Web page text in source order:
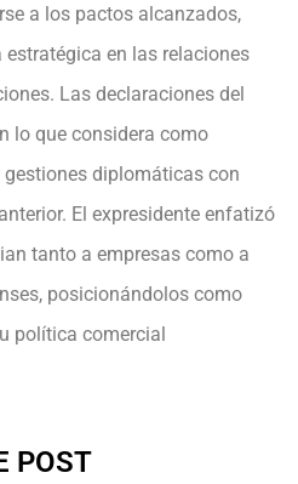
a los pactos alcanzados,
en las relaciones
Las declaraciones del
lo que considera como
diplomáticas con
El expresidente enfatizó
tanto a empresas como a
posicionándolos como
política comercial
POST